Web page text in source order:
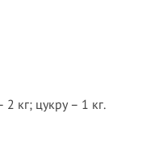
2 кг; цукру – 1 кг.